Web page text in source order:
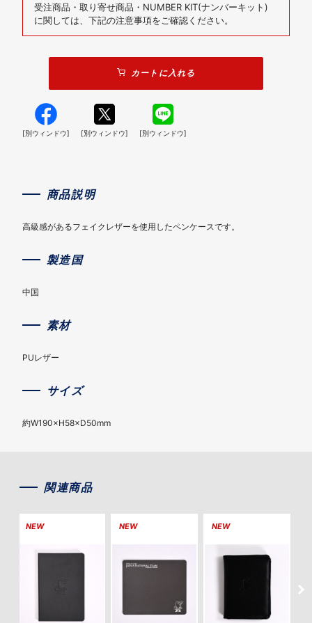
受注商品・取り寄せ商品・NUMBER KIT(ナンバーキット)
に関しては、下記の注意事項をご確認ください。
カートに入れる
[別ウィンドウ] [別ウィンドウ] [別ウィンドウ]
商品説明
高級感があるフェイクレザーを使用したペンケースです。
製造国
中国
素材
PUレザー
サイズ
約W190×H58×D50mm
関連商品
NEW NEW NEW